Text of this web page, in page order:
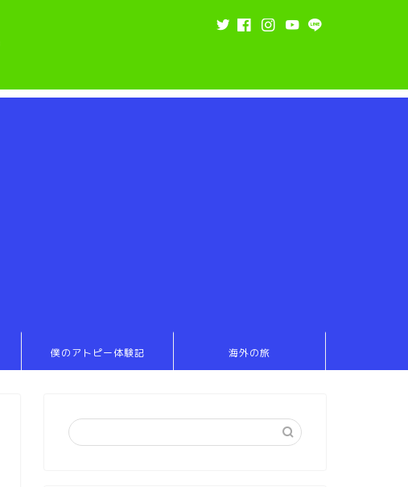
僕のアトピー体験記 海外の旅